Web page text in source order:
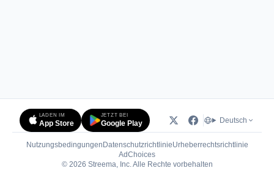
LADEN IM
App Store
JETZT BEI
Google Play Deutsch
Nutzungsbedingungen DatenschutzrichtlinieUrheberrechtsrichtlinie
AdChoices(öffnet in neuem Tab)
© 2026 Streema, Inc. Alle Rechte vorbehalten